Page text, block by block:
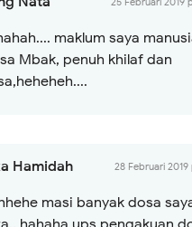
maklum saya
Mbak, penuh khilaf dan
Hamidah 28 Februari 2019
masi banyak dosa